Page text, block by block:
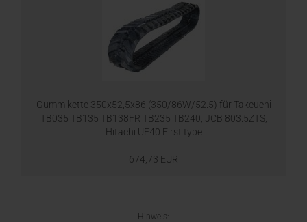
Gummikette 350x52,5x86 (350/86W/52.5) für Takeuchi
TB035 TB135 TB138FR TB235 TB240, JCB 803.5ZTS,
Hitachi UE40 First type
674,73 EUR
Hinweis: